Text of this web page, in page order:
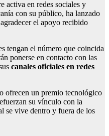
activa en redes sociales y
con su público, ha lanzado
el apoyo recibido
tengan el número que coincida
ponerse en contacto con las
canales oficiales en redes
ofrecen un premio tecnológico
su vínculo con la
se vive dentro y fuera de los